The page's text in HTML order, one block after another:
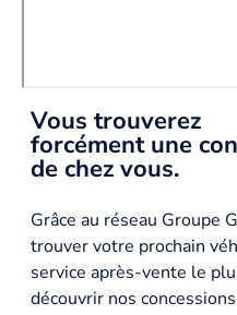
Vous trouverez
forcément une
de chez vous.
Grâce au réseau Groupe
trouver votre prochain
service après-vente le
découvrir nos